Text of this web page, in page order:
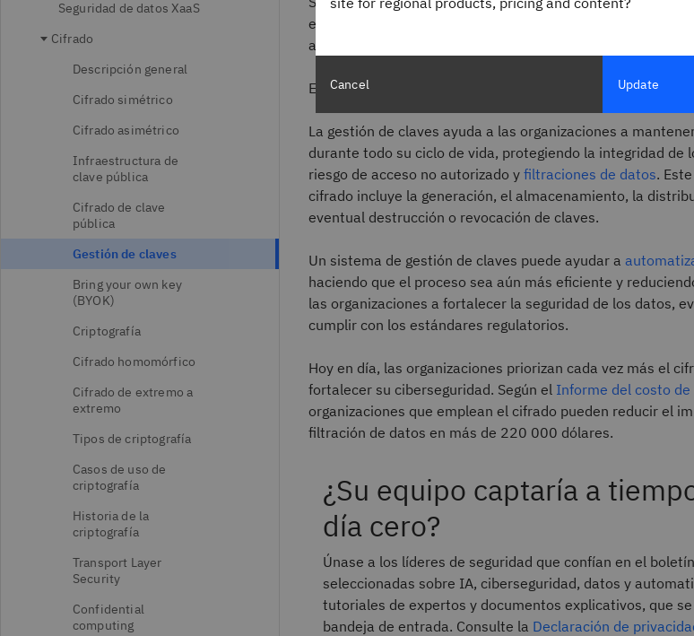
Seguridad de datos XaaS
Cifrado
Descripción general
Cifrado simétrico
Cifrado asimétrico
Infraestructura de
clave pública
Cifrado de clave
pública
Gestión de claves
Bring your own key
(BYOK)
Criptografía
Cifrado homomórfico
Cifrado de extremo a
extremo
Tipos de criptografía
Casos de uso de
criptografía
Historia de la
criptografía
Transport Layer
Security
Confidential
computing
emplearlas para acceder a datos sensibles. Si se pierden
autorizados pueden perder permanentemente el acceso a
El resultado es que el cifrado es tan seguro como sus
La gestión de claves ayuda a las organizaciones a
durante todo su ciclo de vida, protegiendo la integridad de
riesgo de acceso no autorizado y filtraciones de datos.
cifrado incluye la generación, el almacenamiento, la
eventual destrucción o revocación de claves.
Un sistema de gestión de claves puede ayudar a
haciendo que el proceso sea aún más eficiente y
las organizaciones a fortalecer la seguridad de los datos,
cumplir con los estándares regulatorios.
Hoy en día, las organizaciones priorizan cada vez más el
fortalecer su ciberseguridad. Según el Informe del costo
organizaciones que emplean el cifrado pueden reducir el
filtración de datos en más de 220 000 dólares.
¿Su equipo captaría a
día cero?
Únase a los líderes de seguridad que confían en el
seleccionadas sobre IA, ciberseguridad, datos y
tutoriales de expertos y documentos explicativos, que
bandeja de entrada. Consulte la Declaración de
Cancel Update